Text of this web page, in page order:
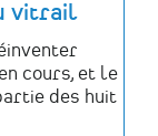
vitrail
cours, et le
des huit